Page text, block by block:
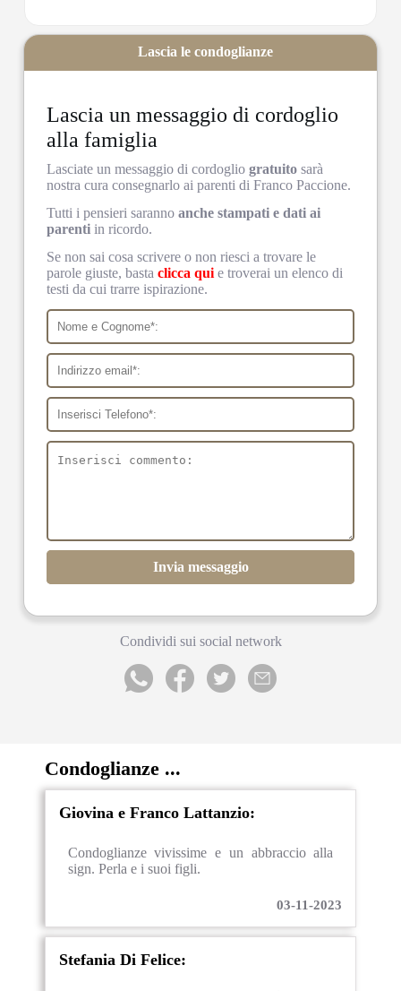
Lascia un messaggio di cordoglio
alla famiglia
Lasciate un messaggio di cordogliogratuito sarà
nostra cura consegnarlo ai parenti di Franco Paccione.
Tutti i pensieri sarannoanche stampati e dati ai
parenti in ricordo.
Se non sai cosa scrivere o non riesci a trovare le
parole giuste, bastaclicca qui e troverai un elenco di
testi da cui trarre ispirazione.
Invia messaggio
Lascia le condoglianze
Condividi sui social network
Condoglianze ...
Giovina e Franco Lattanzio:
Condoglianze vivissime e un abbraccio alla
sign. Perla e i suoi figli.
03-11-2023
Stefania Di Felice: